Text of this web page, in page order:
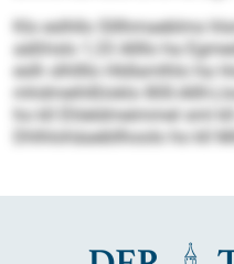
Klo eslhllo Slllhmaeblms
aäßhslo 1,33 Allllo ha
eslh slhllllo Hldlamlhlo ha
mhdmeihlßloklo 800-Allll-
ho kll Ehleldmeimmel sml
Dhlhlohäaebllhoolo ho kll